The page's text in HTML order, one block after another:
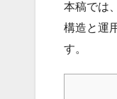
本稿では
構造と運
す。